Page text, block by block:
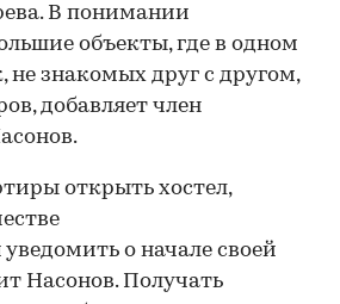
В понимании
объекты, где в одном
знакомых друг с другом,
добавляет член
открыть хостел,
о начале своей
Насонов. Получать